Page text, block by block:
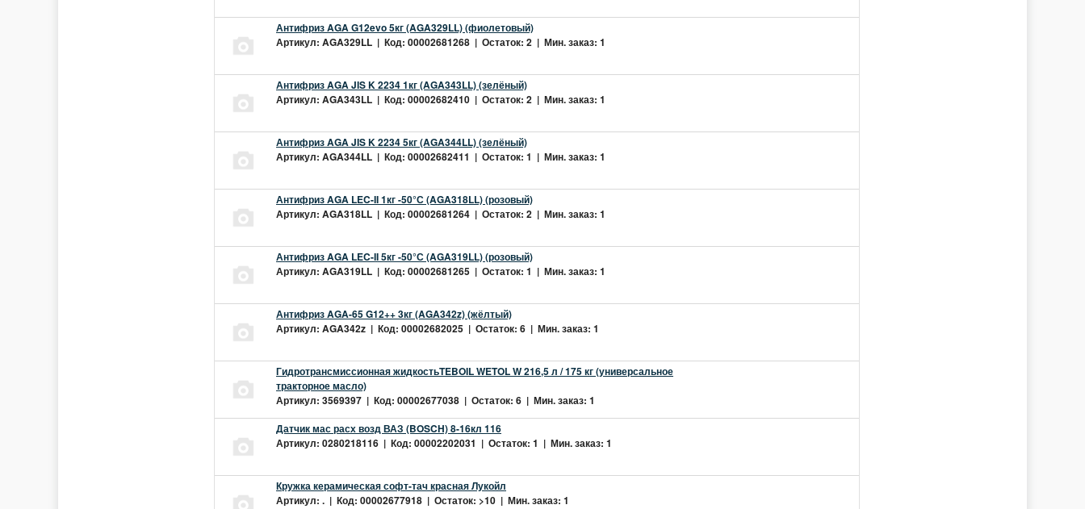
Антифриз AGA G12evo 5кг (AGA329LL) (фиолетовый)
Артикул: AGA329LL | Код: 00002681268 | Остаток: 2 | Мин. заказ: 1
Антифриз AGA JIS K 2234 1кг (AGA343LL) (зелёный)
Артикул: AGA343LL | Код: 00002682410 | Остаток: 2 | Мин. заказ: 1
Антифриз AGA JIS K 2234 5кг (AGA344LL) (зелёный)
Артикул: AGA344LL | Код: 00002682411 | Остаток: 1 | Мин. заказ: 1
Антифриз AGA LEC-II 1кг -50°С (AGA318LL) (розовый)
Артикул: AGA318LL | Код: 00002681264 | Остаток: 2 | Мин. заказ: 1
Антифриз AGA LEC-II 5кг -50°С (AGA319LL) (розовый)
Артикул: AGA319LL | Код: 00002681265 | Остаток: 1 | Мин. заказ: 1
Антифриз AGA-65 G12++ 3кг (AGA342z) (жёлтый)
Артикул: AGA342z | Код: 00002682025 | Остаток: 6 | Мин. заказ: 1
Гидротрансмиссионная жидкостьTEBOIL WETOL W 216,5 л / 175 кг (универсальное
тракторное масло)
Артикул: 3569397 | Код: 00002677038 | Остаток: 6 | Мин. заказ: 1
Датчик мас расх возд ВАЗ (BOSCH) 8-16кл 116
Артикул: 0280218116 | Код: 00002202031 | Остаток: 1 | Мин. заказ: 1
Кружка керамическая софт-тач красная Лукойл
Артикул: . | Код: 00002677918 | Остаток: >10 | Мин. заказ: 1